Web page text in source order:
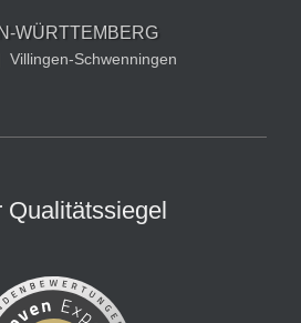
WÜRTTEMBERG
Villingen-Schwenningen
Qualitätssiegel